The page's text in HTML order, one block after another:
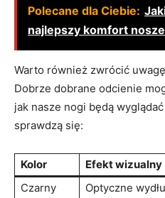
Polecane dla Ciebie:
najlepszy komfort
Warto również zwrócić
Dobrze dobrane odcienie
jak nasze nogi będą
sprawdzą się:
Kolor
Efekt wizualny
Czarny
Optyczne